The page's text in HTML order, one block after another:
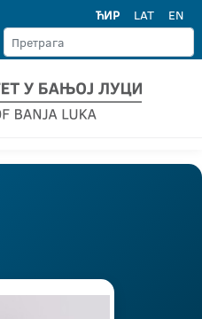
ЋИР LAT EN